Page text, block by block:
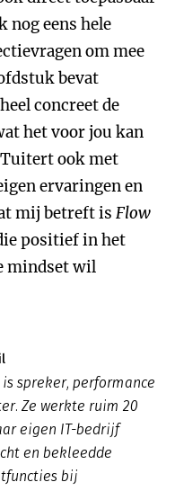
nog eens hele
om mee
bevat
concreet de
het voor jou kan
ook met
ervaringen en
mij betreft is Flow
positief in het
mindset wil
spreker, performance
Ze werkte ruim 20
eigen IT-bedrijf
en bekleedde
bij